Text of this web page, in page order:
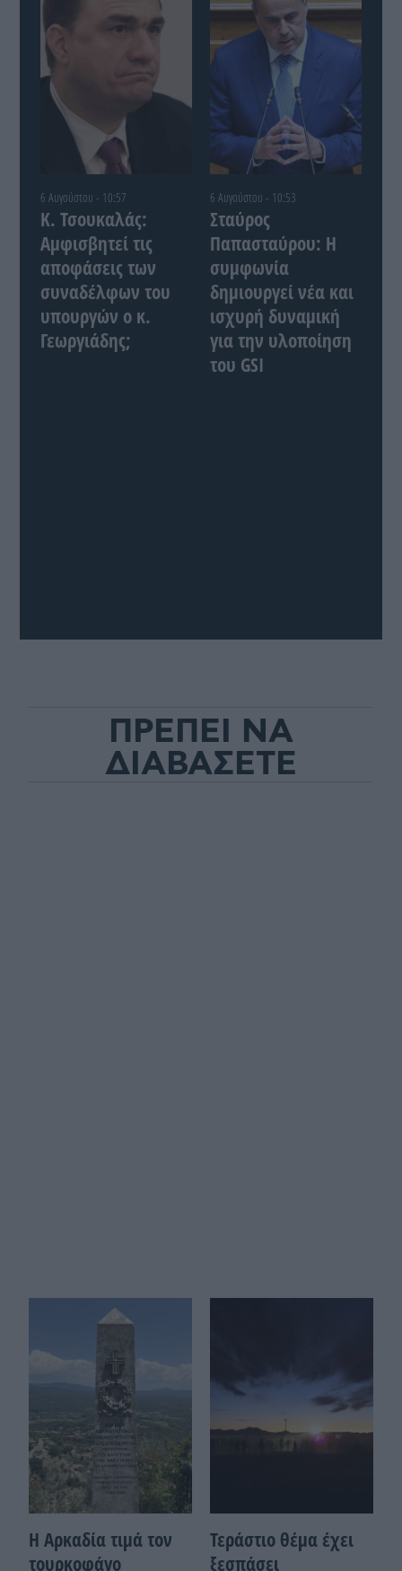
6 Αυγούστου - 10:57
Κ. Τσουκαλάς:
Αμφισβητεί τις
αποφάσεις των
συναδέλφων του
υπουργών ο κ.
Γεωργιάδης;
6 Αυγούστου - 10:53
Σταύρος
Παπασταύρου: Η
συμφωνία
δημιουργεί νέα και
ισχυρή δυναμική
για την υλοποίηση
του GSI
ΠΡΕΠΕΙ ΝΑ
ΔΙΑΒΑΣΕΤΕ
Η Αρκαδία τιμά τον
τουρκοφάγο
Τεράστιο θέμα έχει
ξεσπάσει